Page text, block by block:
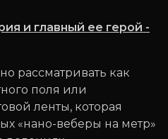
и главный ее герой -
рассматривать как
поля или
ленты, которая
«нано-веберы на метр»